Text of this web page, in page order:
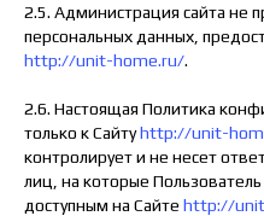
2.5. Администрация сайта не
персональных данных,
http://unit-home.ru/.
2.6. Настоящая Политика
только к Сайтуhttp://unit-
контролирует и не несет
лиц, на которые
доступным на Сайте http://